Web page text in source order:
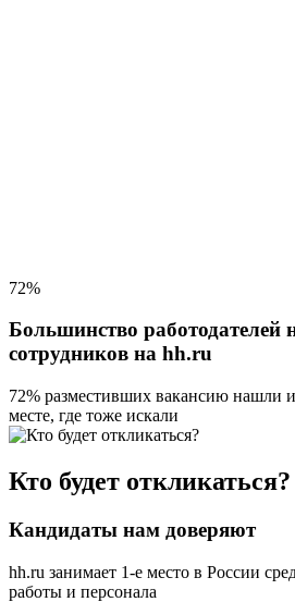
72%
Большинство работодателей
сотрудников на hh.ru
72% разместивших вакансию нашли
месте, где тоже искали
Кто будет откликаться?
Кандидаты нам доверяют
hh.ru занимает 1-е место в России
работы и персонала